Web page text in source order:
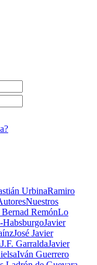
UrbinaRamiro
Nuestros
RemónLo
HabsburgoJavier
José Javier
J.F. GarraldaJavier
Iván Guerrero